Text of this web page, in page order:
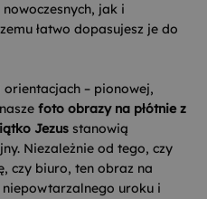
jak i
łatwo dopasujesz je do
– pionowej,
foto obrazy na płótnie z
Jezus stanowią
Niezależnie od tego, czy
czy biuro, ten obraz na
uroku i